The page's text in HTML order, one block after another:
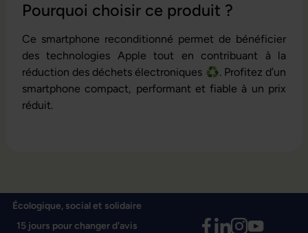
Pourquoi choisir ce produit ?
Ce smartphone reconditionné permet de bénéficier
des technologies Apple tout en contribuant à la
réduction des déchets électroniques ♻️. Profitez d’un
smartphone compact, performant et fiable à un prix
réduit.
Écologique, social et solidaire
15 jours pour changer d'avis